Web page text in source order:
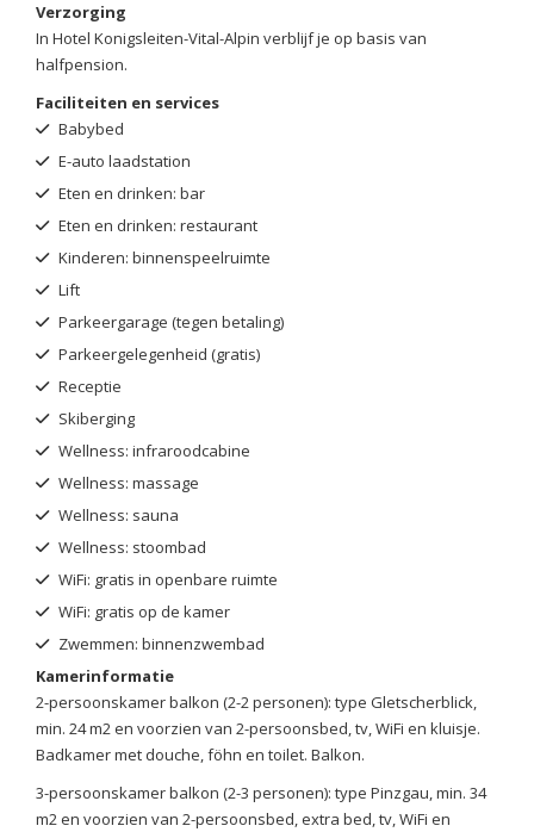
Verzorging
In Hotel Konigsleiten-Vital-Alpin verblijf je op basis van
halfpension.
Faciliteiten en services
Babybed
E-auto laadstation
Eten en drinken: bar
Eten en drinken: restaurant
Kinderen: binnenspeelruimte
Lift
Parkeergarage (tegen betaling)
Parkeergelegenheid (gratis)
Receptie
Skiberging
Wellness: infraroodcabine
Wellness: massage
Wellness: sauna
Wellness: stoombad
WiFi: gratis in openbare ruimte
WiFi: gratis op de kamer
Zwemmen: binnenzwembad
Kamerinformatie
2-persoonskamer balkon (2-2 personen): type Gletscherblick,
min. 24 m2 en voorzien van 2-persoonsbed, tv, WiFi en kluisje.
Badkamer met douche, föhn en toilet. Balkon.
3-persoonskamer balkon (2-3 personen): type Pinzgau, min. 34
m2 en voorzien van 2-persoonsbed, extra bed, tv, WiFi en